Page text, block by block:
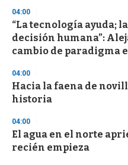
04:00
“La tecnología ayuda;
decisión humana”:
cambio de paradigma
04:00
Hacia la faena de
historia
04:00
El agua en el norte
recién empieza